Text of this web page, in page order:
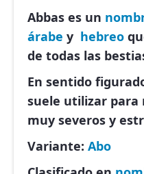
Abbas es un
árabe y hebreo
de todas las
En sentido
suele utilizar para
muy severos y
Variante: Abo